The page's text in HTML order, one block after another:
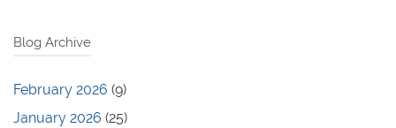
Blog Archive
February 2026 (9)
January 2026 (25)